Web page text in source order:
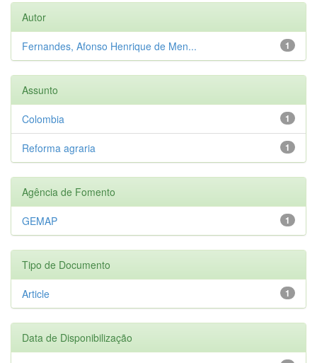
Autor
1
Fernandes, Afonso Henrique de Men...
Assunto
1
Colombia
1
Reforma agraria
Agência de Fomento
1
GEMAP
Tipo de Documento
1
Article
Data de Disponibilização